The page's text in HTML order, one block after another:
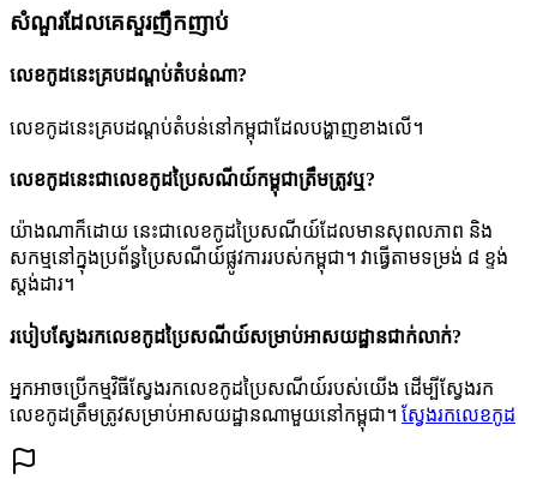
សំណួរដែលគេសួរញឹកញាប់
លេខកូដនេះគ្របដណ្តប់តំបន់ណា?
លេខកូដនេះគ្របដណ្តប់តំបន់នៅកម្ពុជាដែលបង្ហាញខាងលើ។
លេខកូដនេះជាលេខកូដប្រៃសណីយ៍កម្ពុជាត្រឹមត្រូវឬ?
យ៉ាងណាក៏ដោយ នេះជាលេខកូដប្រៃសណីយ៍ដែលមានសុពលភាព និង
សកម្មនៅក្នុងប្រព័ន្ធប្រៃសណីយ៍ផ្លូវការរបស់កម្ពុជា។ វាធ្វើតាមទម្រង់ ៨ ខ្ទង់
ស្តង់ដារ។
របៀបស្វែងរកលេខកូដប្រៃសណីយ៍សម្រាប់អាសយដ្ឋានជាក់លាក់?
អ្នកអាចប្រើកម្មវិធីស្វែងរកលេខកូដប្រៃសណីយ៍របស់យើង ដើម្បីស្វែងរក
លេខកូដត្រឹមត្រូវសម្រាប់អាសយដ្ឋានណាមួយនៅកម្ពុជា។ ស្វែងរកលេខកូដ